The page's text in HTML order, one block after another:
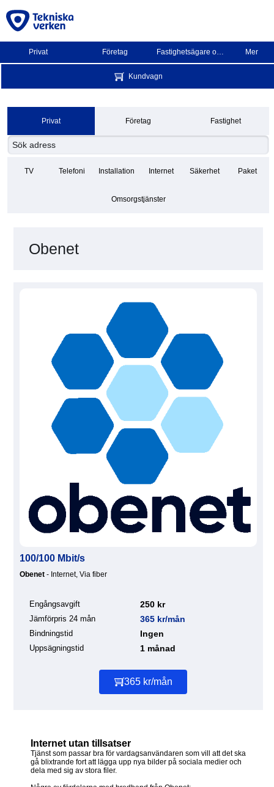
Privat Företag Fastighetsägare och BRF Mer
Kundvagn
Privat Företag Fastighet
TV Telefoni Installation Internet Säkerhet Paket
Omsorgstjänster
Obenet
100/100 Mbit/s
Obenet - Internet, Via fiber
Engångsavgift 250 kr
Jämförpris 24 mån 365 kr/mån
Bindningstid Ingen
Uppsägningstid 1 månad
365 kr/mån
Internet utan tillsatser
Tjänst som passar bra för vardagsanvändaren som vill att det ska
gå blixtrande fort att lägga upp nya bilder på sociala medier och
dela med sig av stora filer.